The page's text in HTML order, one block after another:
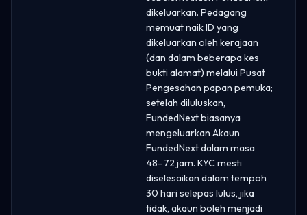
dikeluarkan. Pedagang
memuat naik ID yang
dikeluarkan oleh kerajaan
(dan dalam beberapa kes
bukti alamat) melalui Pusat
Pengesahan papan pemuka;
setelah diluluskan,
FundedNext biasanya
mengeluarkan Akaun
FundedNext dalam masa
48–72 jam. KYC mesti
diselesaikan dalam tempoh
30 hari selepas lulus, jika
tidak, akaun boleh menjadi